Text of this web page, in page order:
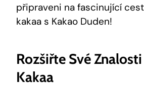
připraveni‌ na fascinující
kakaa s Kakao Duden!
Rozšiřte Své
⁤kakaa